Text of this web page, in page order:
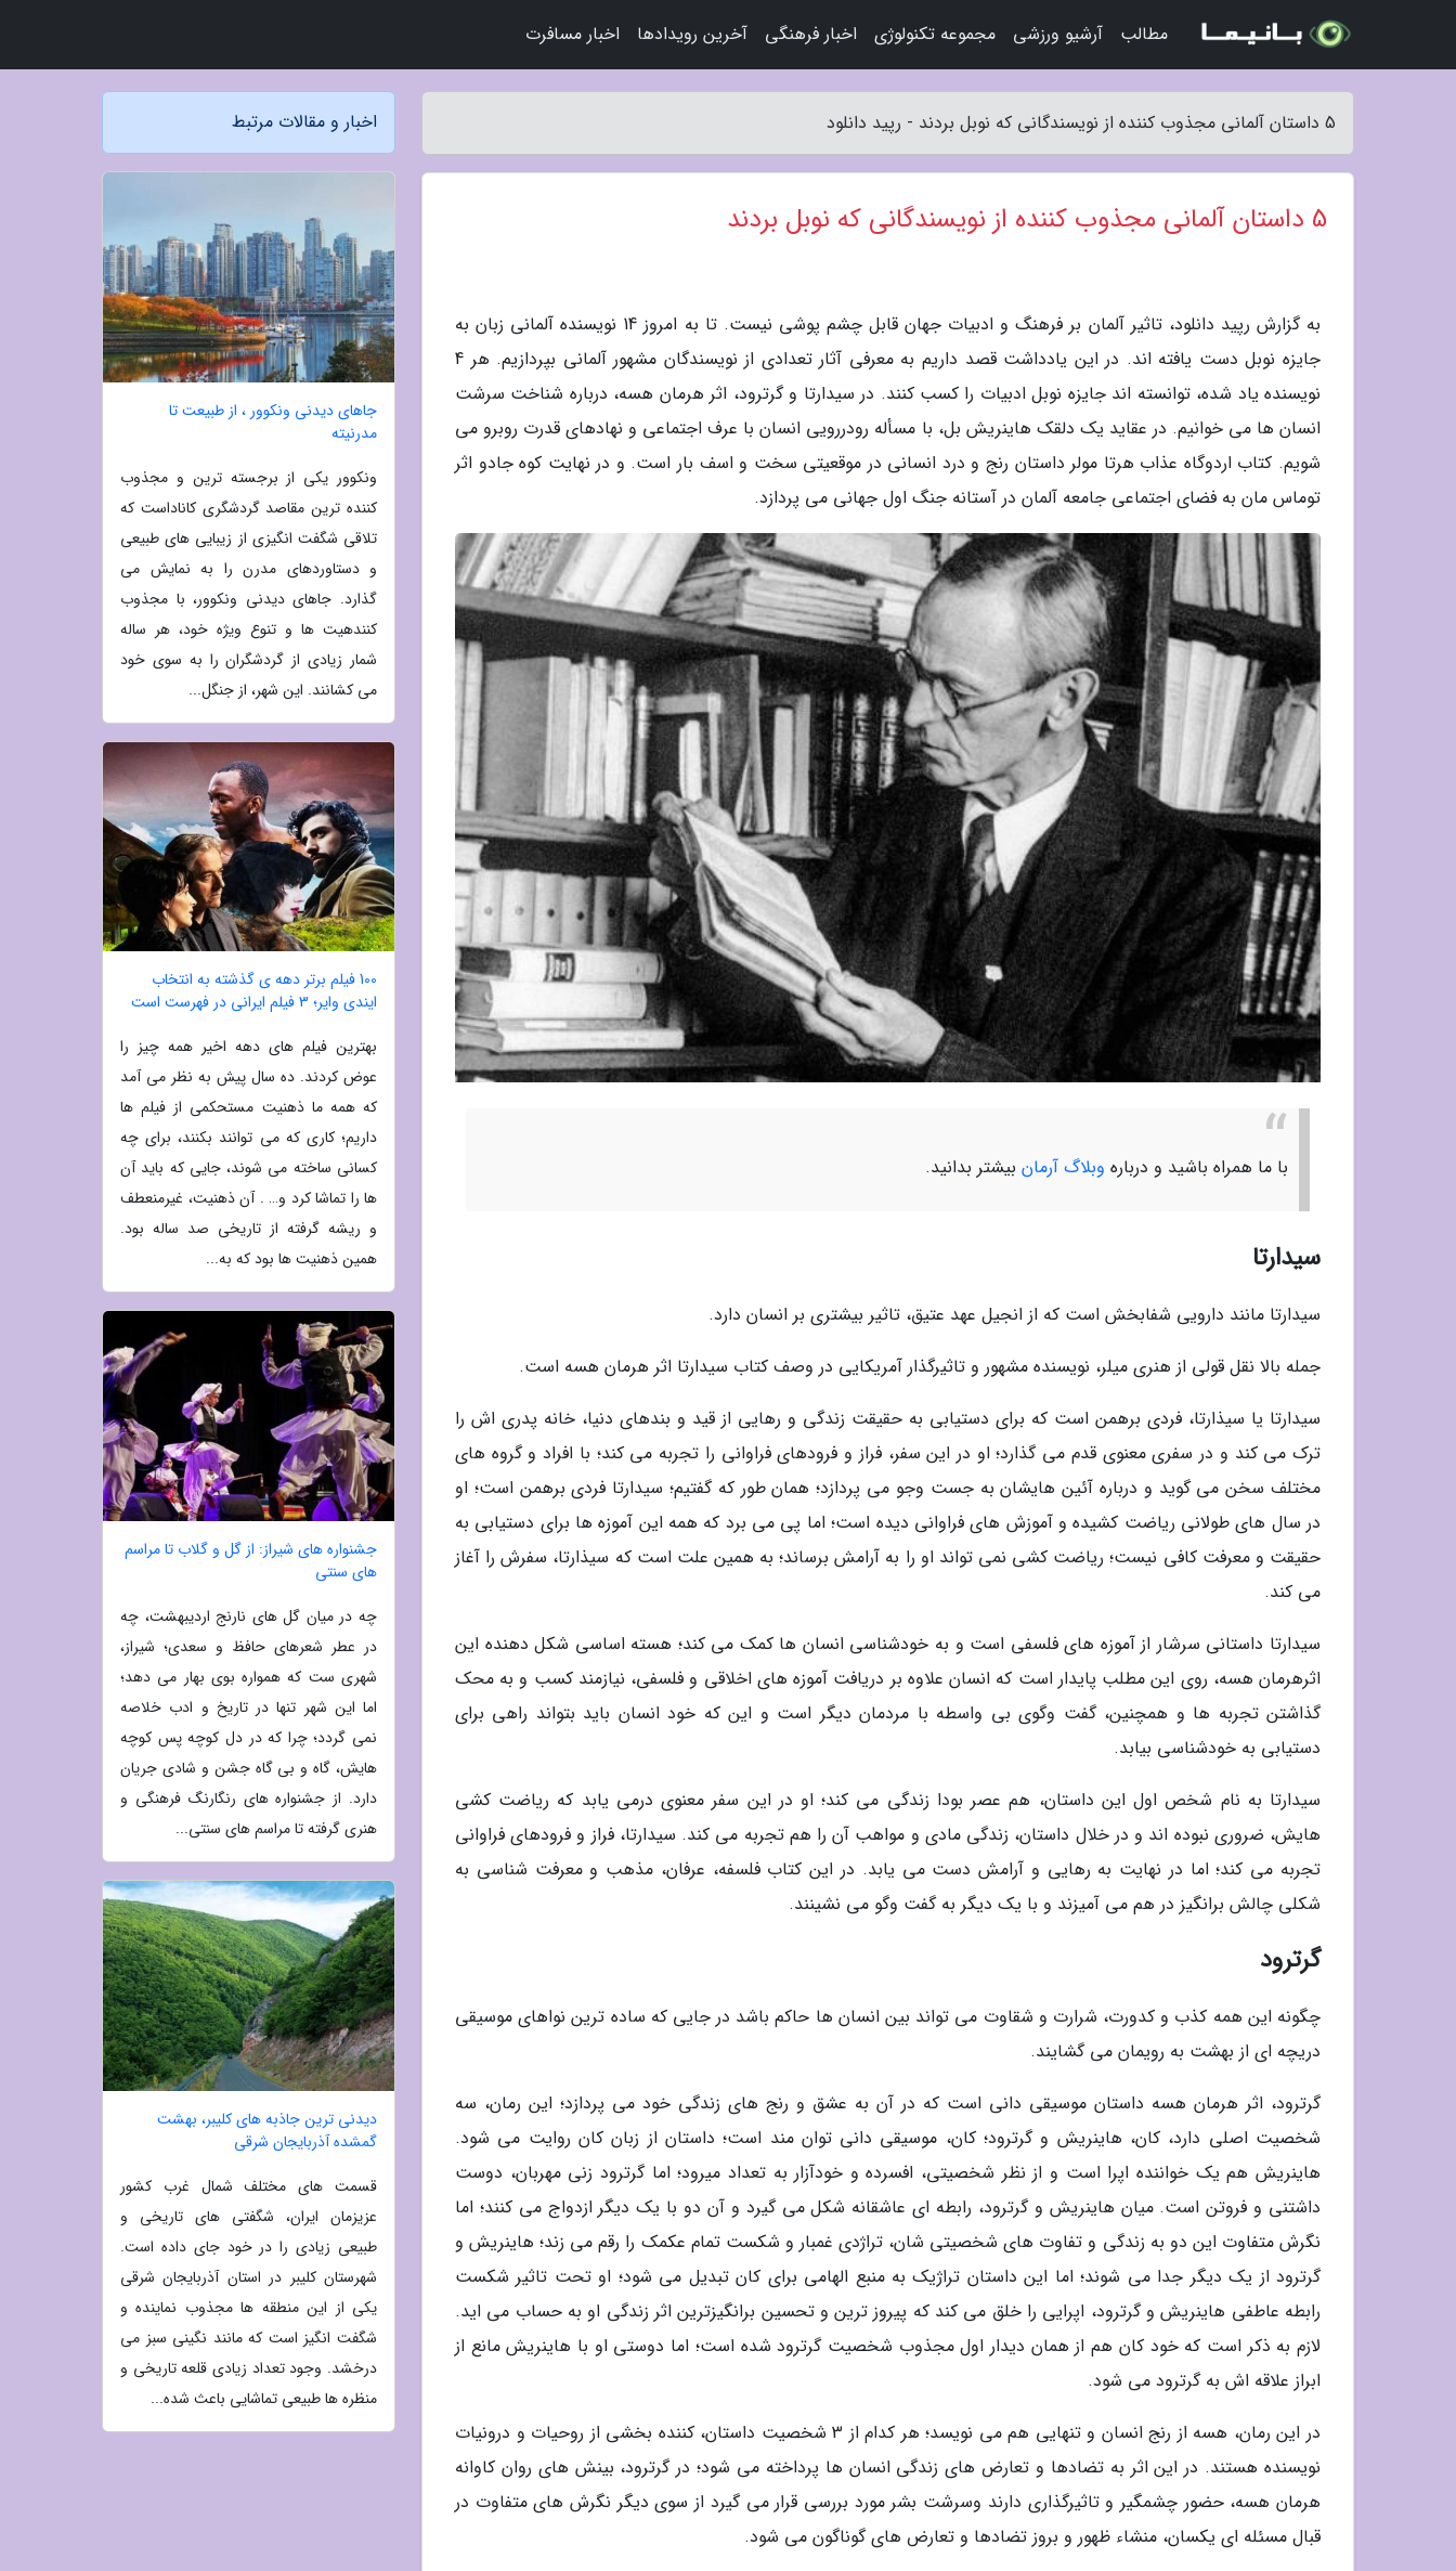
5 داستان آلمانی مجذوب کننده از نویسندگانی که نوبل بردند - رپید دانلود
5 داستان آلمانی مجذوب کننده از نویسندگانی که نوبل بردند
به گزارش رپید دانلود، تاثیر آلمان بر فرهنگ و ادبیات جهان قابل چشم پوشی نیست. تا به امروز 14 نویسنده آلمانی زبان به
جایزه نوبل دست یافته اند. در این یادداشت قصد داریم به معرفی آثار تعدادی از نویسندگان مشهور آلمانی بپردازیم. هر 4
نویسنده یاد شده، توانسته اند جایزه نوبل ادبیات را کسب کنند. در سیدارتا و گرترود، اثر هرمان هسه، درباره شناخت سرشت
انسان ها می خوانیم. در عقاید یک دلقک هاینریش بل، با مسأله رودررویی انسان با عرف اجتماعی و نهادهای قدرت روبرو می
شویم. کتاب اردوگاه عذاب هرتا مولر داستان رنج و درد انسانی در موقعیتی سخت و اسف بار است. و در نهایت کوه جادو اثر
توماس مان به فضای اجتماعی جامعه آلمان در آستانه جنگ اول جهانی می پردازد.
با ما همراه باشید و درباره وبلاگ آرمان بیشتر بدانید.
سیدارتا
سیدارتا مانند دارویی شفابخش است که از انجیل عهد عتیق، تاثیر بیشتری بر انسان دارد.
جمله بالا نقل قولی از هنری میلر، نویسنده مشهور و تاثیرگذار آمریکایی در وصف کتاب سیدارتا اثر هرمان هسه است.
سیدارتا یا سیذارتا، فردی برهمن است که برای دستیابی به حقیقت زندگی و رهایی از قید و بندهای دنیا، خانه پدری اش را
ترک می کند و در سفری معنوی قدم می گذارد؛ او در این سفر، فراز و فرودهای فراوانی را تجربه می کند؛ با افراد و گروه های
مختلف سخن می گوید و درباره آئین هایشان به جست وجو می پردازد؛ همان طور که گفتیم؛ سیدارتا فردی برهمن است؛ او
در سال های طولانی ریاضت کشیده و آموزش های فراوانی دیده است؛ اما پی می برد که همه این آموزه ها برای دستیابی به
حقیقت و معرفت کافی نیست؛ ریاضت کشی نمی تواند او را به آرامش برساند؛ به همین علت است که سیذارتا، سفرش را آغاز
می کند.
سیدارتا داستانی سرشار از آموزه های فلسفی است و به خودشناسی انسان ها کمک می کند؛ هسته اساسی شکل دهنده این
اثرهرمان هسه، روی این مطلب پایدار است که انسان علاوه بر دریافت آموزه های اخلاقی و فلسفی، نیازمند کسب و به محک
گذاشتن تجربه ها و همچنین، گفت وگوی بی واسطه با مردمان دیگر است و این که خود انسان باید بتواند راهی برای
دستیابی به خودشناسی بیابد.
سیدارتا به نام شخص اول این داستان، هم عصر بودا زندگی می کند؛ او در این سفر معنوی درمی یابد که ریاضت کشی
هایش، ضروری نبوده اند و در خلال داستان، زندگی مادی و مواهب آن را هم تجربه می کند. سیدارتا، فراز و فرودهای فراوانی
تجربه می کند؛ اما در نهایت به رهایی و آرامش دست می یابد. در این کتاب فلسفه، عرفان، مذهب و معرفت شناسی به
شکلی چالش برانگیز در هم می آمیزند و با یک دیگر به گفت وگو می نشینند.
گرترود
چگونه این همه کذب و کدورت، شرارت و شقاوت می تواند بین انسان ها حاکم باشد در جایی که ساده ترین نواهای موسیقی
دریچه ای از بهشت به رویمان می گشایند.
گرترود، اثر هرمان هسه داستان موسیقی دانی است که در آن به عشق و رنج های زندگی خود می پردازد؛ این رمان، سه
شخصیت اصلی دارد، کان، هاینریش و گرترود؛ کان، موسیقی دانی توان مند است؛ داستان از زبان کان روایت می شود.
هاینریش هم یک خواننده اپرا است و از نظر شخصیتی، افسرده و خودآزار به تعداد میرود؛ اما گرترود زنی مهربان، دوست
داشتنی و فروتن است. میان هاینریش و گرترود، رابطه ای عاشقانه شکل می گیرد و آن دو با یک دیگر ازدواج می کنند؛ اما
نگرش متفاوت این دو به زندگی و تفاوت های شخصیتی شان، تراژدی غمبار و شکست تمام عکمک را رقم می زند؛ هاینریش و
گرترود از یک دیگر جدا می شوند؛ اما این داستان تراژیک به منبع الهامی برای کان تبدیل می شود؛ او تحت تاثیر شکست
رابطه عاطفی هاینریش و گرترود، اپرایی را خلق می کند که پیروز ترین و تحسین برانگیزترین اثر زندگی او به حساب می اید.
لازم به ذکر است که خود کان هم از همان دیدار اول مجذوب شخصیت گرترود شده است؛ اما دوستی او با هاینریش مانع از
ابراز علاقه اش به گرترود می شود.
در این رمان، هسه از رنج انسان و تنهایی هم می نویسد؛ هر کدام از 3 شخصیت داستان، کننده بخشی از روحیات و درونیات
نویسنده هستند. در این اثر به تضادها و تعارض های زندگی انسان ها پرداخته می شود؛ در گرترود، بینش های روان کاوانه
هرمان هسه، حضور چشمگیر و تاثیرگذاری دارند وسرشت بشر مورد بررسی قرار می گیرد از سوی دیگر نگرش های متفاوت در
قبال مسئله ای یکسان، منشاء ظهور و بروز تضادها و تعارض های گوناگون می شود.
اخبار و مقالات مرتبط
جاهای دیدنی ونکوور ، از طبیعت تا
مدرنیته
ونکوور یکی از برجسته ترین و مجذوب
کننده ترین مقاصد گردشگری کاناداست که
تلاقی شگفت انگیزی از زیبایی های طبیعی
و دستاوردهای مدرن را به نمایش می
گذارد. جاهای دیدنی ونکوور، با مجذوب
کنندهیت ها و تنوع ویژه خود، هر ساله
شمار زیادی از گردشگران را به سوی خود
می کشانند. این شهر، از جنگل...
100 فیلم برتر دهه ی گذشته به انتخاب
ایندی وایر؛ 3 فیلم ایرانی در فهرست است
بهترین فیلم های دهه اخیر همه چیز را
عوض کردند. ده سال پیش به نظر می آمد
که همه ما ذهنیت مستحکمی از فیلم ها
داریم؛ کاری که می توانند بکنند، برای چه
کسانی ساخته می شوند، جایی که باید آن
ها را تماشا کرد و… . آن ذهنیت، غیرمنعطف
و ریشه گرفته از تاریخی صد ساله بود.
همین ذهنیت ها بود که به...
جشنواره های شیراز: از گل و گلاب تا مراسم
های سنتی
چه در میان گل های نارنج اردیبهشت، چه
در عطر شعرهای حافظ و سعدی؛ شیراز،
شهری ست که همواره بوی بهار می دهد؛
اما این شهر تنها در تاریخ و ادب خلاصه
نمی گردد؛ چرا که در دل کوچه پس کوچه
هایش، گاه و بی گاه جشن و شادی جریان
دارد. از جشنواره های رنگارنگ فرهنگی و
هنری گرفته تا مراسم های سنتی...
دیدنی ترین جاذبه های کلیبر، بهشت
گمشده آذربایجان شرقی
قسمت های مختلف شمال غرب کشور
عزیزمان ایران، شگفتی های تاریخی و
طبیعی زیادی را در خود جای داده است.
شهرستان کلیبر در استان آذربایجان شرقی
یکی از این منطقه ها مجذوب نماینده و
شگفت انگیز است که مانند نگینی سبز می
درخشد. وجود تعداد زیادی قلعه تاریخی و
منظره ها طبیعی تماشایی باعث شده...
مطالب آرشیو ورزشی مجموعه تکنولوژی اخبار فرهنگی آخرین رویدادها اخبار مسافرت